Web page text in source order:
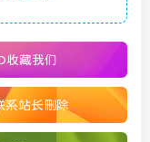
藏我们
系站长删除